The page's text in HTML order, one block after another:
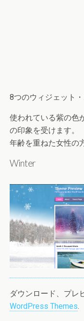
8つのウィジェット
使われている紫の色
の印象を受けます。
年齢を重ねた女性の
Winter
ダウンロード、プレ
WordPress Themes.